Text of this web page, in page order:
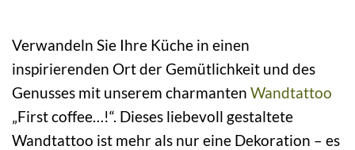
Verwandeln Sie Ihre Küche in einen
inspirierenden Ort der Gemütlichkeit und des
Genusses mit unserem charmanten Wandtattoo
„First coffee…!“. Dieses liebevoll gestaltete
Wandtattoo ist mehr als nur eine Dekoration – es